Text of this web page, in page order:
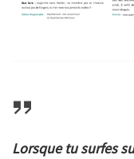
Lorsque tu surfes